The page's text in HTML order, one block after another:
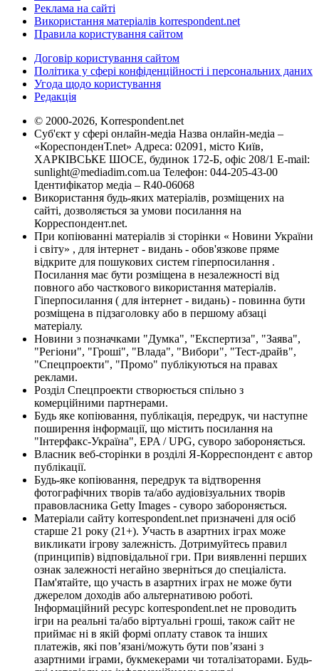
Реклама на сайті
Використання матеріалів korrespondent.net
Правила користування сайтом
Договір користування сайтом
Політика у сфері конфіденційності і персональних даних
Угода щодо користування
Редакція
© 2000-2026, Korrespondent.net
Суб'єкт у сфері онлайн-медіа Назва онлайн-медіа –
«КореспонденТ.net» Адреса: 02091, місто Київ,
ХАРКІВСЬКЕ ШОСЕ, будинок 172-Б, офіс 208/1 E-mail:
sunlight@mediadim.com.ua Телефон: 044-205-43-00
Ідентифікатор медіа – R40-06068
Використання будь-яких матеріалів, розміщених на
сайті, дозволяється за умови посилання на
Корреспондент.net.
При копіюванні матеріалів зі сторінки « Новини України
і світу» , для інтернет - видань - обов'язкове пряме
відкрите для пошукових систем гіперпосилання .
Посилання має бути розміщена в незалежності від
повного або часткового використання матеріалів.
Гіперпосилання ( для інтернет - видань) - повинна бути
розміщена в підзаголовку або в першому абзаці
матеріалу.
Новини з позначками "Думка", "Експертиза", "Заява",
"Регіони", "Гроші", "Влада", "Вибори", "Тест-драйв",
"Спецпроекти", "Промо" публікуються на правах
реклами.
Розділ Спецпроекти створюється спільно з
комерційними партнерами.
Будь яке копіювання, публікація, передрук, чи наступне
поширення інформації, що містить посилання на
"Інтерфакс-Україна", EPA / UPG, суворо забороняється.
Власник веб-сторінки в розділі Я-Корреспондент є автор
публікації.
Будь-яке копіювання, передрук та відтворення
фотографічних творів та/або аудіовізуальних творів
правовласника Getty Images - суворо забороняється.
Матеріали сайту korrespondent.net призначені для осіб
старше 21 року (21+). Участь в азартних іграх може
викликати ігрову залежність. Дотримуйтесь правил
(принципів) відповідальної гри. При виявленні перших
ознак залежності негайно зверніться до спеціаліста.
Пам'ятайте, що участь в азартних іграх не може бути
джерелом доходів або альтернативою роботі.
Інформаційний ресурс korrespondent.net не проводить
ігри на реальні та/або віртуальні гроші, також сайт не
приймає ні в якій формі оплату ставок та інших
платежів, які пов’язані/можуть бути пов’язані з
азартними іграми, букмекерами чи тоталізаторами. Будь-